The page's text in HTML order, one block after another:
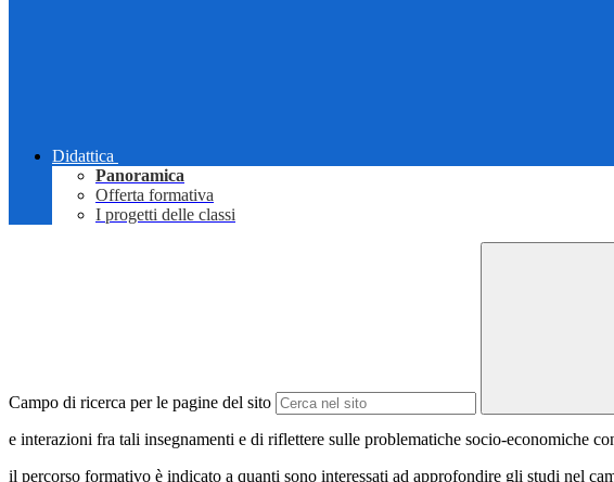
Didattica
Panoramica
Offerta formativa
I progetti delle classi
Campo di ricerca per le pagine del sito
e interazioni fra tali insegnamenti e di riflettere sulle problematiche socio-economiche
il percorso formativo è indicato a quanti sono interessati ad approfondire gli studi nel